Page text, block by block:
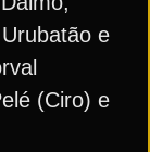
e
(Ciro) e